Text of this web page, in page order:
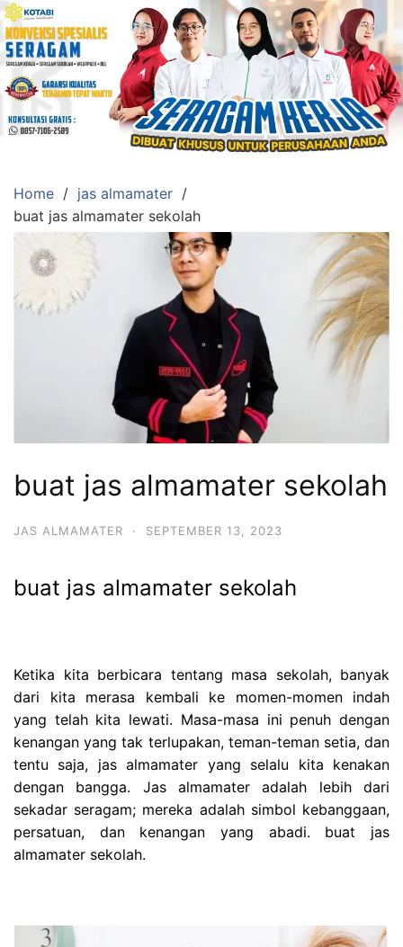
Skip
to
content
Konveksi
Toko
Abi
Baju
Seragam,
Toga
Wisuda,Jas
Almamater
Home
jas almamater
buat jas almamater sekolah
buat jas almamater sekolah
JAS ALMAMATER · SEPTEMBER 13, 2023
buat jas almamater sekolah
Ketika kita berbicara tentang masa sekolah, banyak
dari kita merasa kembali ke momen-momen indah
yang telah kita lewati. Masa-masa ini penuh dengan
kenangan yang tak terlupakan, teman-teman setia, dan
tentu saja, jas almamater yang selalu kita kenakan
dengan bangga. Jas almamater adalah lebih dari
sekadar seragam; mereka adalah simbol kebanggaan,
persatuan, dan kenangan yang abadi. buat jas
almamater sekolah.